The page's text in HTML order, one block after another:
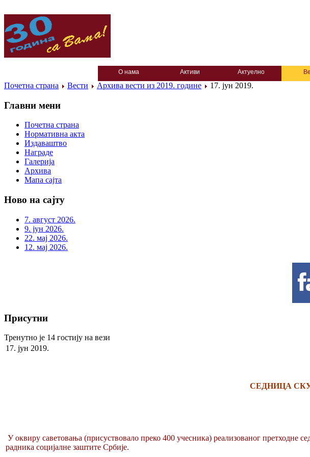
О нама Активи Актуелно
Почетна страна Вести Архива вести из 2019. године 17. јун 2019.
Главни мени
Почетна страна
Нормативна акта
Издаваштво
Награде
Галерија
Архива
Мапа сајта
Ново на сајту
7. август 2026.
9. јун 2026.
22. мај 2026.
12. мај 2026.
Присутни
Тренутно је 14 гостију на вези
17. јун 2019.
СЕДНИЦА
У оквиру саветовања (присуствовало преко 400 учесника) реализованог
радника социјалне заштите Србије.